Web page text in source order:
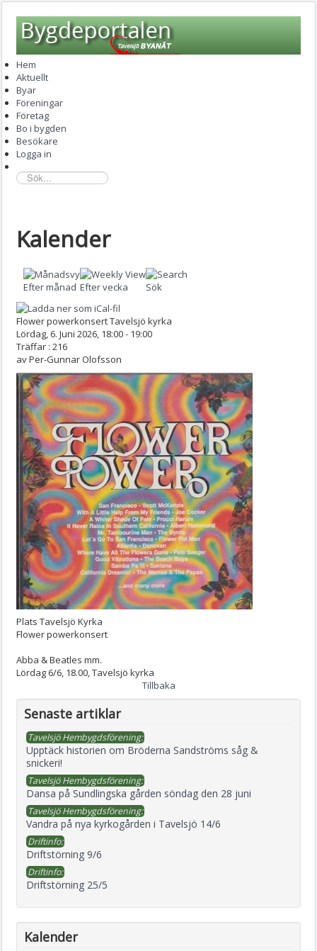
Hem
Aktuellt
Byar
Föreningar
Företag
Bo i bygden
Besökare
Logga in
sök...
Kalender
Efter månad Efter vecka Sök
Flower powerkonsert Tavelsjö kyrka
Lördag, 6. Juni 2026, 18:00 - 19:00
Träffar : 216
avPer-Gunnar Olofsson
Plats Tavelsjö Kyrka
Flower powerkonsert
Abba & Beatles mm.
Lördag 6/6, 18.00, Tavelsjö kyrka
Tillbaka
Senaste artiklar
Tavelsjö Hembygdsförening:
Upptäck historien om Bröderna Sandströms såg &
snickeri!
Tavelsjö Hembygdsförening:
Dansa på Sundlingska gården söndag den 28 juni
Tavelsjö Hembygdsförening:
Vandra på nya kyrkogården i Tavelsjö 14/6
Driftinfo:
Driftstörning 9/6
Driftinfo:
Driftstörning 25/5
Kalender